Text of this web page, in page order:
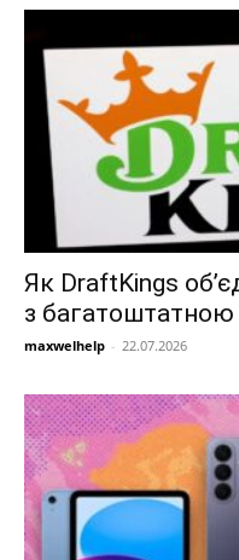
Як DraftKings
з
maxwelhelp - 22.07.2026